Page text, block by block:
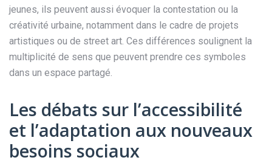
jeunes, ils peuvent aussi évoquer la contestation ou la
créativité urbaine, notamment dans le cadre de projets
artistiques ou de street art. Ces différences soulignent la
multiplicité de sens que peuvent prendre ces symboles
dans un espace partagé.
Les débats sur l’accessibilité
et l’adaptation aux nouveaux
besoins sociaux